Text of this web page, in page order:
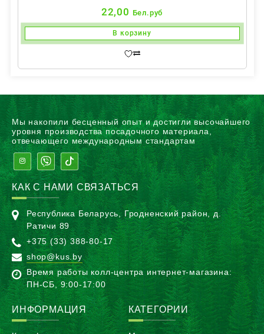
22,00 Бел.руб
В корзину
Мы накопили бесценный опыт и достигли высочайшего
уровня производства посадочного материала,
отвечающего международным стандартам
КАК С НАМИ СВЯЗАТЬСЯ
Республика Беларусь, Гродненский район, д.
Ратичи 89
+375 (33) 388-80-17
shop@kus.by
Время работы колл-центра интернет-магазина:
ПН-CБ, 9:00-17:00
ИНФОРМАЦИЯ КАТЕГОРИИ